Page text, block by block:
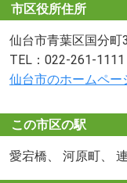
市区役所住所
仙台市青葉区国分町
TEL：022-261-1111
仙台市のホームペー
この市区の駅
愛宕橋、 河原町、